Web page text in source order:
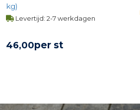
kg)
Levertijd: 2-7 werkdagen
46,00per st